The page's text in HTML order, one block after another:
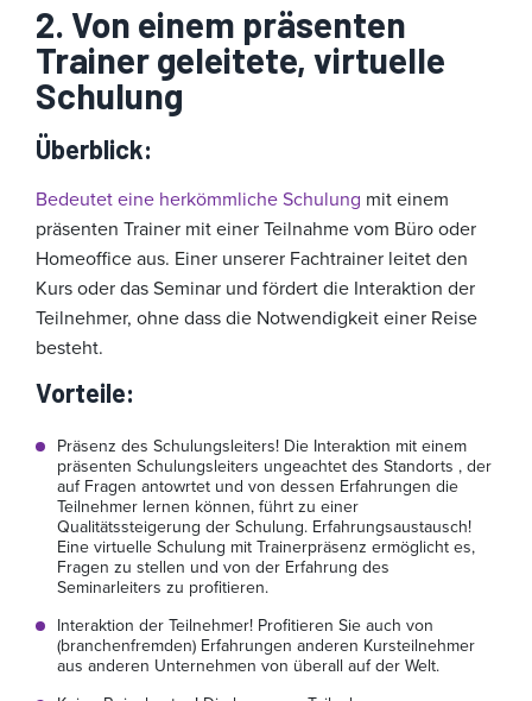
2. Von einem präsenten
Trainer geleitete, virtuelle
Schulung
Überblick:
Bedeutet eine herkömmliche Schulung mit einem
präsenten Trainer mit einer Teilnahme vom Büro oder
Homeoffice aus. Einer unserer Fachtrainer leitet den
Kurs oder das Seminar und fördert die Interaktion der
Teilnehmer, ohne dass die Notwendigkeit einer Reise
besteht.
Vorteile:
Präsenz des Schulungsleiters! Die Interaktion mit einem
präsenten Schulungsleiters ungeachtet des Standorts , der
auf Fragen antowrtet und von dessen Erfahrungen die
Teilnehmer lernen können, führt zu einer
Qualitätssteigerung der Schulung. Erfahrungsaustausch!
Eine virtuelle Schulung mit Trainerpräsenz ermöglicht es,
Fragen zu stellen und von der Erfahrung des
Seminarleiters zu profitieren.
Interaktion der Teilnehmer! Profitieren Sie auch von
(branchenfremden) Erfahrungen anderen Kursteilnehmer
aus anderen Unternehmen von überall auf der Welt.